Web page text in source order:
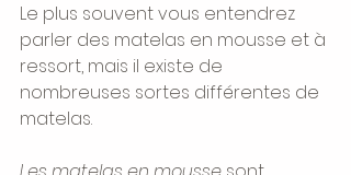
Le plus souvent vous entendrez
parler des matelas en mousse et à
ressort, mais il existe de
nombreuses sortes différentes de
matelas.